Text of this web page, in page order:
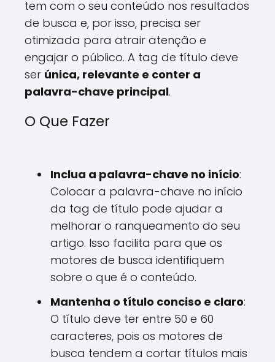
tem com o seu conteúdo nos resultados
de busca e, por isso, precisa ser
otimizada para atrair atenção e
engajar o público. A tag de título deve
ser única, relevante e conter a
palavra-chave principal.
O Que Fazer
Inclua a palavra-chave no início:
Colocar a palavra-chave no início
da tag de título pode ajudar a
melhorar o ranqueamento do seu
artigo. Isso facilita para que os
motores de busca identifiquem
sobre o que é o conteúdo.
Mantenha o título conciso e claro:
O título deve ter entre 50 e 60
caracteres, pois os motores de
busca tendem a cortar títulos mais